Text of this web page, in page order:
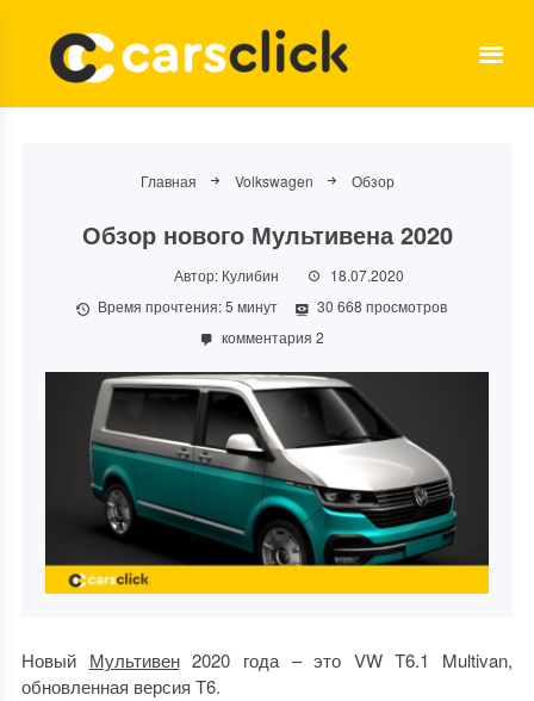
Главная Volkswagen Обзор
Обзор нового Мультивена 2020
Автор: Кулибин
18.07.2020
Время прочтения:5 минут
30 668 просмотров
комментария 2
Новый Мультивен2020 года – это VW T6.1 Multivan,
обновленная версия Т6.